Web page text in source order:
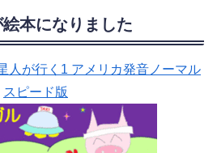
本になりました
人が行く1 アメリカ発音ノーマル
スピード版